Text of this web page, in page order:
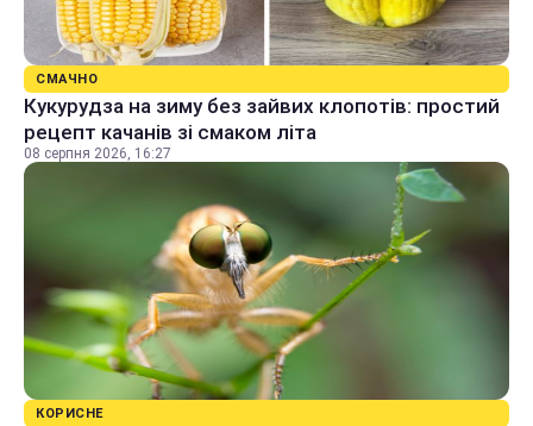
СМАЧНО
Кукурудза на зиму без зайвих клопотів: простий
рецепт качанів зі смаком літа
08 серпня 2026, 16:27
КОРИСНЕ